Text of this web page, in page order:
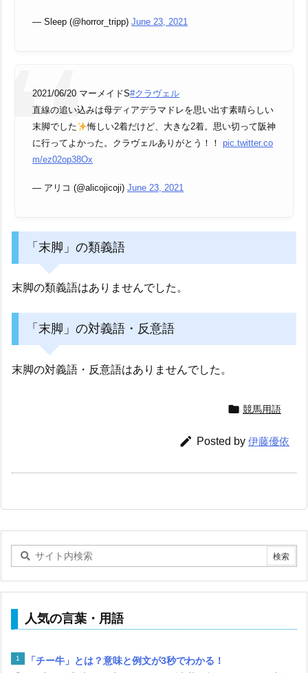
— Sleep (@horror_tripp) June 23, 2021
2021/06/20 マーメイドS#クラヴェル
直線の追い込みは母ディアデラマドレを思い出す素晴らしい
末脚でした
悔しい2着だけど、大きな2着。思い切って阪神
に行ってよかった。クラヴェルありがとう！！ pic.twitter.co
m/ez02op38Ox
— アリコ (@alicojicoji) June 23, 2021
「末脚」の類義語
末脚の類義語はありませんでした。
「末脚」の対義語・反意語
末脚の対義語・反意語はありませんでした。
 競馬用語
 Posted by 伊藤優依
人気の言葉・用語
「チー牛」とは？意味と例文が3秒でわかる！